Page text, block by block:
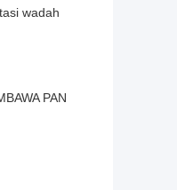
wadah
PAN